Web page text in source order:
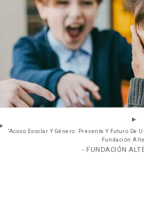
'Acoso Escolar Y Género. Presente Y Futuro De
Fundación
- FUNDACIÓN